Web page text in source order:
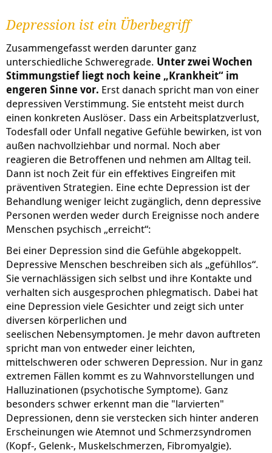
Depression ist ein Überbegriff
Zusammengefasst werden darunter ganz
unterschiedliche Schweregrade. Unter zwei Wochen
Stimmungstief liegt noch keine „Krankheit“ im
engeren Sinne vor. Erst danach spricht man von einer
depressiven Verstimmung. Sie entsteht meist durch
einen konkreten Auslöser. Dass ein Arbeitsplatzverlust,
Todesfall oder Unfall negative Gefühle bewirken, ist von
außen nachvollziehbar und normal. Noch aber
reagieren die Betroffenen und nehmen am Alltag teil.
Dann ist noch Zeit für ein effektives Eingreifen mit
präventiven Strategien. Eine echte Depression ist der
Behandlung weniger leicht zugänglich, denn depressive
Personen werden weder durch Ereignisse noch andere
Menschen psychisch „erreicht“:
Bei einer Depression sind die Gefühle abgekoppelt.
Depressive Menschen beschreiben sich als „gefühllos“.
Sie vernachlässigen sich selbst und ihre Kontakte und
verhalten sich ausgesprochen phlegmatisch. Dabei hat
eine Depression viele Gesichter und zeigt sich unter
diversen körperlichen und
seelischen Nebensymptomen. Je mehr davon auftreten
spricht man von entweder einer leichten,
mittelschweren oder schweren Depression. Nur in ganz
extremen Fällen kommt es zu Wahnvorstellungen und
Halluzinationen (psychotische Symptome). Ganz
besonders schwer erkennt man die "larvierten"
Depressionen, denn sie verstecken sich hinter anderen
Erscheinungen wie Atemnot und Schmerzsyndromen
(Kopf-, Gelenk-, Muskelschmerzen, Fibromyalgie).